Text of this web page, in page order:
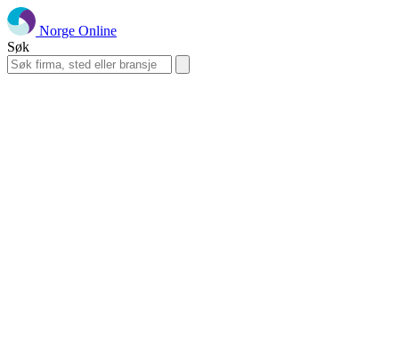
Norge Online
Søk